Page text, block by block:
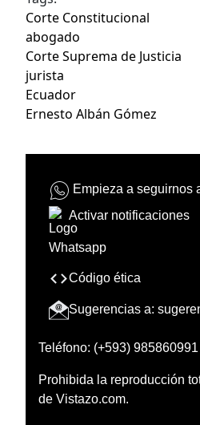
Corte Constitucional
abogado
Corte Suprema de Justicia
jurista
Ecuador
Ernesto Albán Gómez
Empieza a seguirnos
Activar notificaciones
Código ética
Sugerencias a:
Teléfono: (+593)
Prohibida la reproducción
de Vistazo.com.